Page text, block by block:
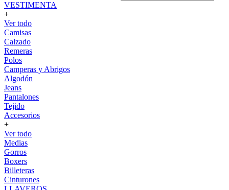
VESTIMENTA
+
Ver todo
Camisas
Calzado
Remeras
Polos
Camperas y Abrigos
Algodón
Jeans
Pantalones
Tejido
Accesorios
+
Ver todo
Medias
Gorros
Boxers
Billeteras
Cinturones